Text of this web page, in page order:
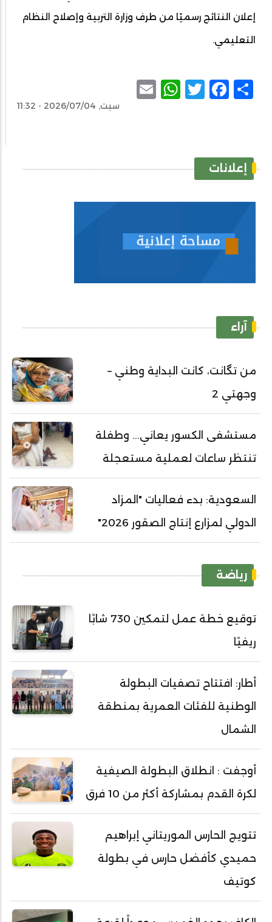
إعلان النتائج رسميًا من طرف وزارة التربية وإصلاح النظام
التعليمي.
Share
Facebook
Twitter
WhatsApp
سبت, 2026/07/04 - 11:32
إعلانات
آراء
من تگانت، كانت البداية وطني –
وجهتي 2
مستشفى الكسور يعاني... وطفلة
تنتظر ساعات لعملية مستعجلة
السعودية: بدء فعاليات "المزاد
الدولي لمزارع إنتاج الصقور 2026"
رياضة
توقيع خطة عمل لتمكين 730 شابًا
ريفيًا
أطار: افتتاح تصفيات البطولة
الوطنية للفئات العمرية بمنطقة
الشمال
أوجفت : انطلاق البطولة الصيفية
لكرة القدم بمشاركة أكثر من 10 فرق
تتويج الحارس الموريتاني إبراهيم
حميدي كأفضل حارس في بطولة
كوتيف